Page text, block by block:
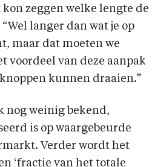
zeggen welke lengte de
langer dan wat je op
maar dat moeten we
voordeel van deze aanpak
kunnen draaien.”
nog weinig bekend,
is op waargebeurde
Verder wordt het
‘fractie van het totale